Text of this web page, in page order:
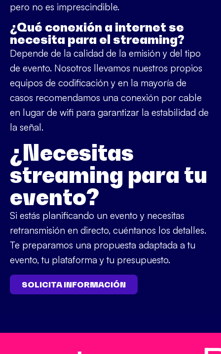
pero no es imprescindible.
¿Qué conexión a internet se
necesita para el streaming?
Depende de la calidad de la emisión y del tipo
de evento. Nosotros llevamos nuestros propios
equipos de codificación y en la mayoría de
casos recomendamos una conexión por cable
en lugar de wifi para garantizar la estabilidad de
la señal.
¿Necesitas
streaming para tu
evento?
Si estás planificando un evento y necesitas
retransmisión en directo, cuéntanos los detalles.
Te preparamos una propuesta adaptada a tu
evento, tu plataforma y tu presupuesto.
SOLICITA INFORMACIÓN